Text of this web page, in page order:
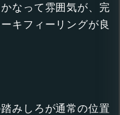
なって雰囲気が、完
キフィーリングが良
みしろが通常の位置